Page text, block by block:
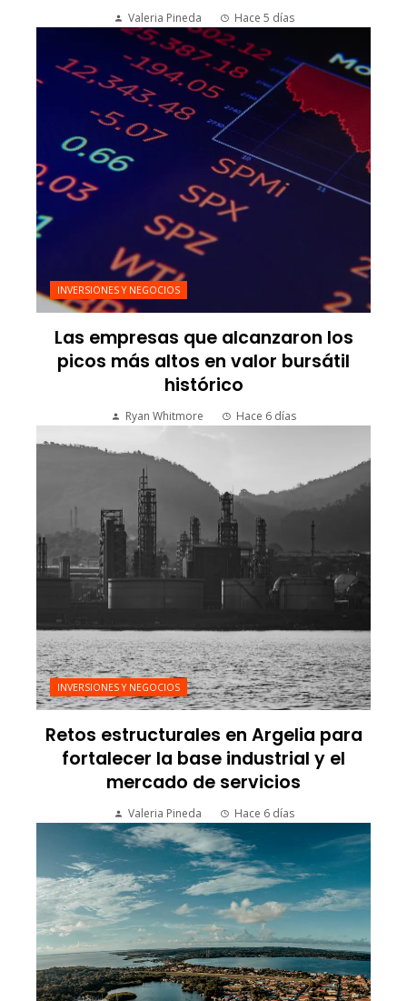
Valeria Pineda Hace 5 días
INVERSIONES Y NEGOCIOS
Las empresas que alcanzaron los
picos más altos en valor bursátil
histórico
Ryan Whitmore Hace 6 días
INVERSIONES Y NEGOCIOS
Retos estructurales en Argelia para
fortalecer la base industrial y el
mercado de servicios
Valeria Pineda Hace 6 días